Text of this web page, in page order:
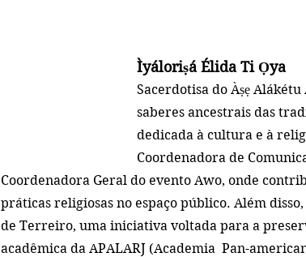
Ìyáloriṣá Élida Ti Ọya
Sacerdotisa do Àṣẹ
saberes ancestrais das
dedicada à cultura e à
Coordenadora de
Coordenadora Geral do evento Awo, onde
práticas religiosas no espaço público. Além
de Terreiro, uma iniciativa voltada para a
acadêmica da APALARJ (Academia  Pan-